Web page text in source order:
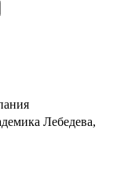
Лебедева,